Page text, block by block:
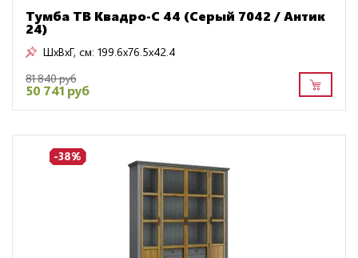
Тумба TB Квадро-С 44 (Серый 7042 / Антик
24)
ШxВxГ, см: 199.6x76.5x42.4
81 840 руб
50 741 руб
-38%